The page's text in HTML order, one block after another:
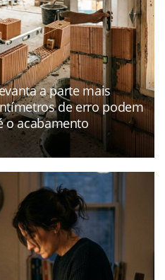
a parte mais
de erro podem
o acabamento